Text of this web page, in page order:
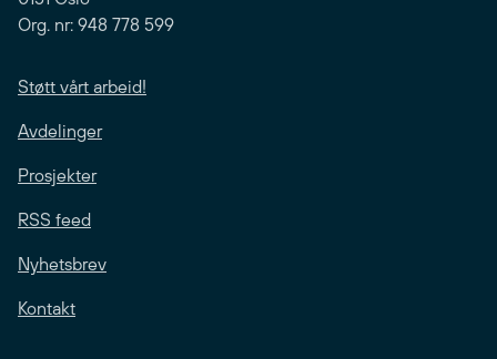
Org. nr: 948 778 599
Støtt vårt arbeid!
Avdelinger
Prosjekter
RSS feed
Nyhetsbrev
Kontakt